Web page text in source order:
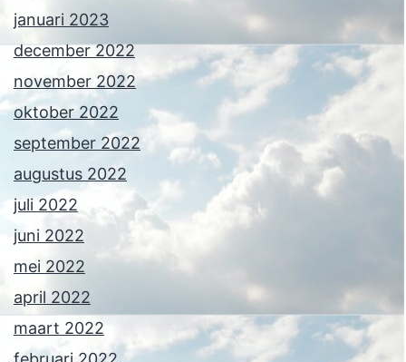
januari 2023
december 2022
november 2022
oktober 2022
september 2022
augustus 2022
juli 2022
juni 2022
mei 2022
april 2022
maart 2022